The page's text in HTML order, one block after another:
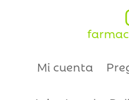
Mi cuenta